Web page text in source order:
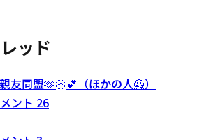
ッド
友同盟‪🫶🏻‬💕︎︎（ほかの人🙅）
ント 26